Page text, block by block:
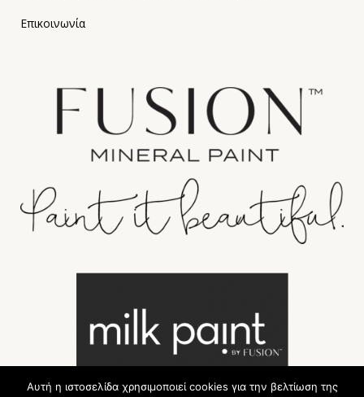
Επικοινωνία
Αυτή η ιστοσελίδα χρησιμοποιεί cookies για την βελτίωση της